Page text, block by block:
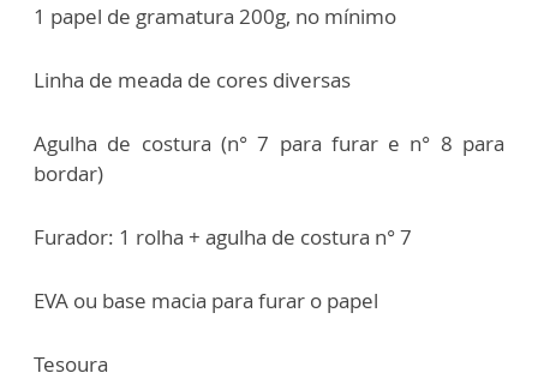
1 papel de gramatura 200g, no mínimo
Linha de meada de cores diversas
Agulha de costura (n° 7 para furar e n° 8 para
bordar)
Furador: 1 rolha + agulha de costura n° 7
EVA ou base macia para furar o papel
Tesoura